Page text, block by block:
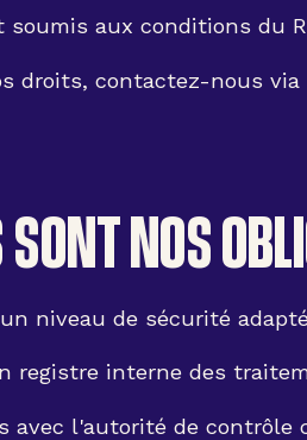
soumis aux conditions du
droits, contactez-nous via
SONT NOS
niveau de sécurité
registre interne des
avec l'autorité de contrôle